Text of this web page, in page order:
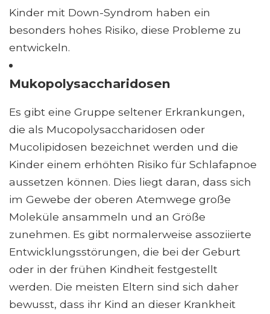
Kinder mit Down-Syndrom haben ein
besonders hohes Risiko, diese Probleme zu
entwickeln.
Mukopolysaccharidosen
Es gibt eine Gruppe seltener Erkrankungen,
die als Mucopolysaccharidosen oder
Mucolipidosen bezeichnet werden und die
Kinder einem erhöhten Risiko für Schlafapnoe
aussetzen können. Dies liegt daran, dass sich
im Gewebe der oberen Atemwege große
Moleküle ansammeln und an Größe
zunehmen. Es gibt normalerweise assoziierte
Entwicklungsstörungen, die bei der Geburt
oder in der frühen Kindheit festgestellt
werden. Die meisten Eltern sind sich daher
bewusst, dass ihr Kind an dieser Krankheit